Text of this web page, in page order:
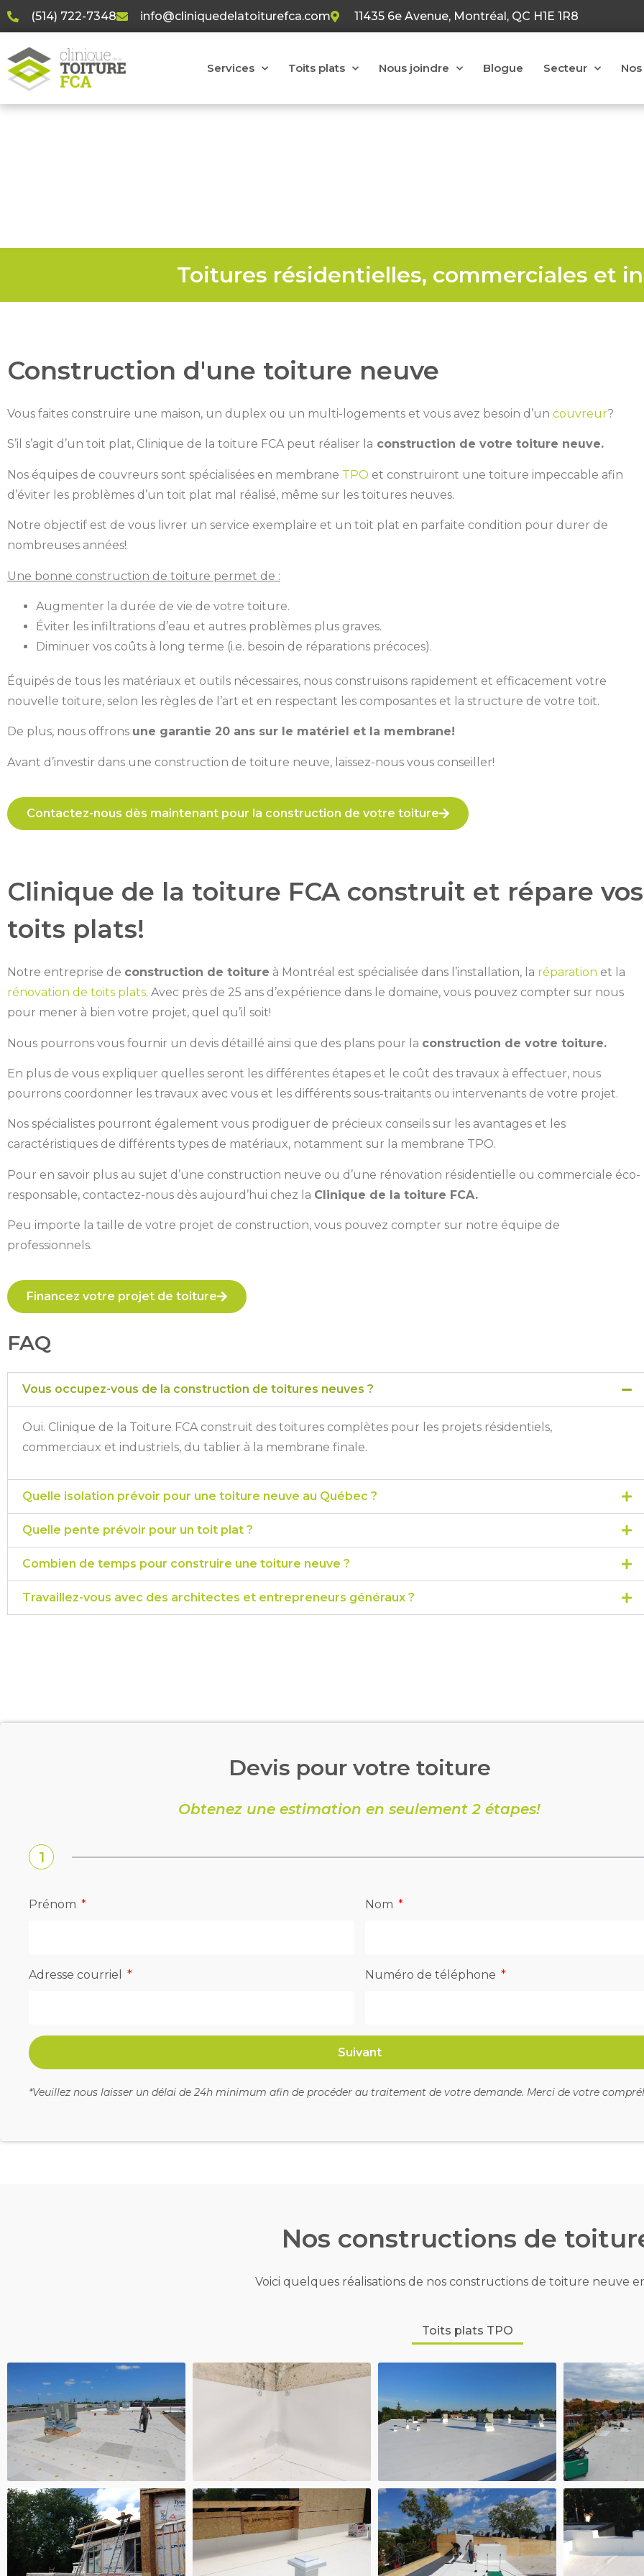
(514) 722-7348 info@cliniquedelatoiturefca.com 11435 6e Avenue, Montréal, QC H1E 1R8
Services Toits plats Nous joindre Blogue Secteur
Toitures résidentielles, commerciales et
Construction d'une toiture neuve
Vous faites construire une maison, un duplex ou un multi-logements et vous avez besoin d’un couvreur?
S’il s’agit d’un toit plat, Clinique de la toiture FCA peut réaliser la construction de votre toiture neuve.
Nos équipes de couvreurs sont spécialisées en membrane TPO et construiront une toiture impeccable afin
d’éviter les problèmes d’un toit plat mal réalisé, même sur les toitures neuves.
Notre objectif est de vous livrer un service exemplaire et un toit plat en parfaite condition pour durer de
nombreuses années!
Une bonne construction de toiture permet de :
Augmenter la durée de vie de votre toiture.
Éviter les infiltrations d’eau et autres problèmes plus graves.
Diminuer vos coûts à long terme (i.e. besoin de réparations précoces).
Équipés de tous les matériaux et outils nécessaires, nous construisons rapidement et efficacement votre
nouvelle toiture, selon les règles de l’art et en respectant les composantes et la structure de votre toit.
De plus, nous offrons une garantie 20 ans sur le matériel et la membrane!
Avant d’investir dans une construction de toiture neuve, laissez-nous vous conseiller!
Contactez-nous dès maintenant pour la construction de votre toiture
Clinique de la toiture FCA construit et répare vos
toits plats!
Notre entreprise de construction de toiture à Montréal est spécialisée dans l’installation, la réparation et la
rénovation de toits plats. Avec près de 25 ans d’expérience dans le domaine, vous pouvez compter sur nous
pour mener à bien votre projet, quel qu’il soit!
Nous pourrons vous fournir un devis détaillé ainsi que des plans pour la construction de votre toiture.
En plus de vous expliquer quelles seront les différentes étapes et le coût des travaux à effectuer, nous
pourrons coordonner les travaux avec vous et les différents sous-traitants ou intervenants de votre projet.
Nos spécialistes pourront également vous prodiguer de précieux conseils sur les avantages et les
caractéristiques de différents types de matériaux, notamment sur la membrane TPO.
Pour en savoir plus au sujet d’une construction neuve ou d’une rénovation résidentielle ou commerciale éco-
responsable, contactez-nous dès aujourd’hui chez la Clinique de la toiture FCA.
Peu importe la taille de votre projet de construction, vous pouvez compter sur notre équipe de
professionnels.
Financez votre projet de toiture
FAQ
Vous occupez-vous de la construction de toitures neuves ?
Oui. Clinique de la Toiture FCA construit des toitures complètes pour les projets résidentiels,
commerciaux et industriels, du tablier à la membrane finale.
Quelle isolation prévoir pour une toiture neuve au Québec ?
Quelle pente prévoir pour un toit plat ?
Combien de temps pour construire une toiture neuve ?
Travaillez-vous avec des architectes et entrepreneurs généraux ?
Devis pour votre toiture
Obtenez une estimation en seulement 2 étapes!
1
Prénom Nom
Adresse courriel Numéro de téléphone
Suivant
*Veuillez nous laisser un délai de 24h minimum afin de procéder au traitement de votre demande. Merci de votre
Nos constructions de
Voici quelques réalisations de nos constructions de toiture neuve
Toits plats TPO